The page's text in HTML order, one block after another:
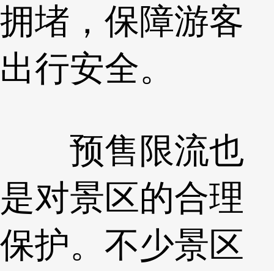
拥堵，保障游客
出行安全。
预售限流也
是对景区的合理
保护。不少景区